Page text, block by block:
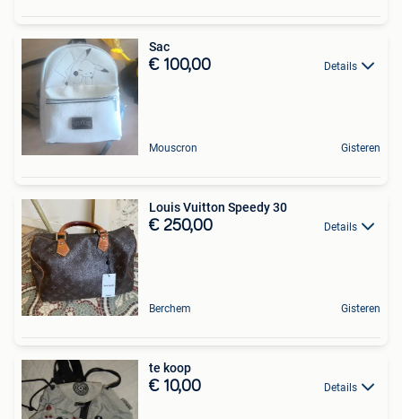
Sac
€ 100,00 Details
Mouscron Gisteren
Louis Vuitton Speedy 30
€ 250,00 Details
Berchem Gisteren
te koop
€ 10,00 Details